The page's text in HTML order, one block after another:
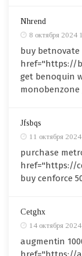
Nhrend
8 октября 2024
buy betnovate
href="https://
get benoquin
monobenzone
Jfsbqs
11 октября
purchase
href="https://
buy cenforce
Cetghx
14 октября
augmentin